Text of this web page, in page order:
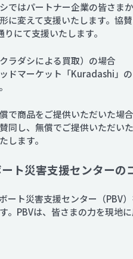
ではパートナー企業の皆さ
に変えて支援いたします。協
にて支援いたします。
ラダシによる買取）の場合
ドマーケット「Kuradashi」
で商品をご提供いただいた場合
同し、無償でご提供いただい
します。
ト災害支援センターの
ート災害支援センター（PBV
。PBVは、皆さまの力を現地